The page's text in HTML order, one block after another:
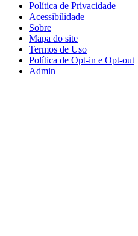
Política de Privacidade
Acessibilidade
Sobre
Mapa do site
Termos de Uso
Política de Opt-in e Opt-out
Admin